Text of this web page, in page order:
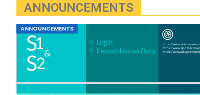
ANNOUNCEMENTS
ANNOUNCEMENTS